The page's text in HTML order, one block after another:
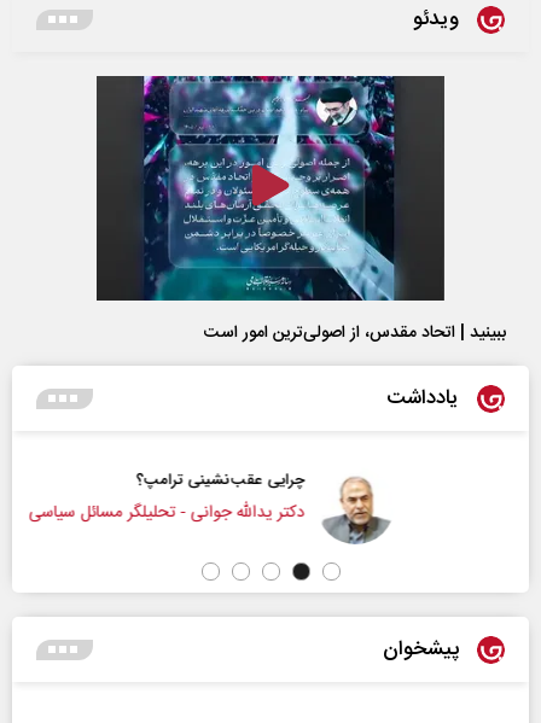
ویدئو
ببینید | اتحاد مقدس، از اصولی‌ترین امور است
یادداشت
چرایی عقب‌نشینی ترامپ؟
دکتر یدالله جوانی - تحلیلگر مسائل سیاسی
پیشخوان